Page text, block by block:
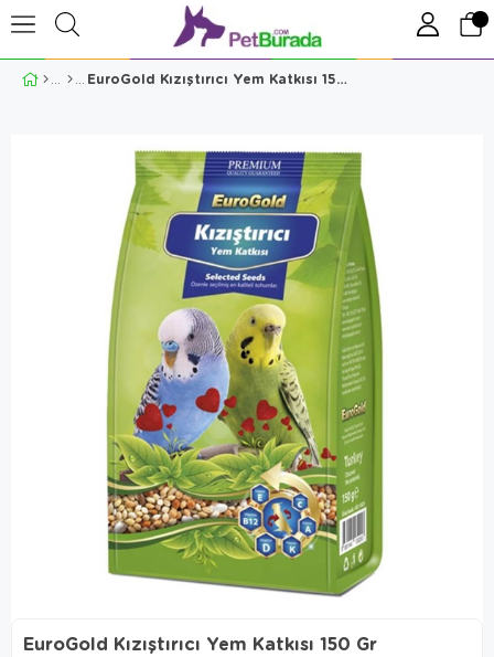
EuroGold Kızıştırıcı Yem Katkısı 150 Gr
EuroGold Kızıştırıcı Yem Katkısı 150 Gr